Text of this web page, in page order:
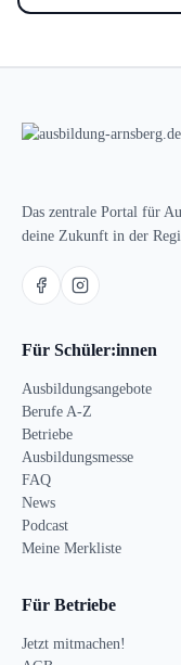
Das zentrale Portal für
deine Zukunft in der
Für Schüler:innen
Ausbildungsangebote
Berufe A-Z
Betriebe
Ausbildungsmesse
FAQ
News
Podcast
Meine Merkliste
Für Betriebe
Jetzt mitmachen!